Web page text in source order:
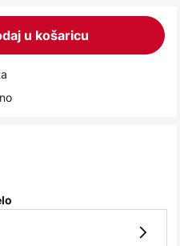
u košaricu